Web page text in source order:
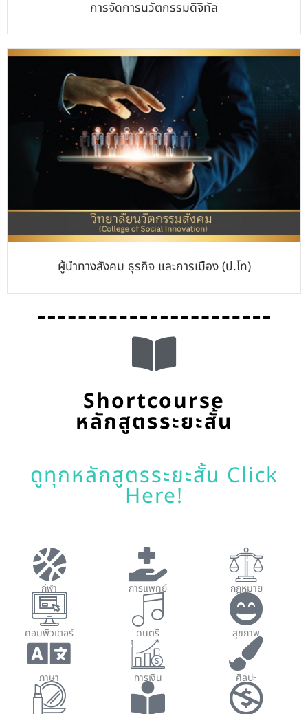
การจัดการนวัตกรรมดิจิทัล
ผู้นำทางสังคม ธุรกิจ และการเมือง (ป.โท)
Shortcourse
หลักสูตรระยะสั้น
ดูทุกหลักสูตรระยะสั้น Click
Here!
กีฬา
คอมพิวเตอร์
ภาษา
การแพทย์
ดนตรี
การเงิน
กฎหมาย
สุขภาพ
ศิลปะ